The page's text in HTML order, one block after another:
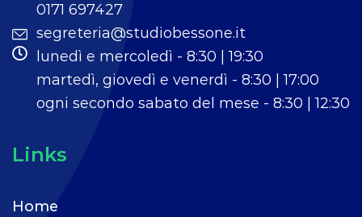
0171 697427
segreteria@studiobessone.it
lunedì e mercoledì - 8:30 | 19:30
martedì, giovedì e venerdì - 8:30 | 17:00
ogni secondo sabato del mese - 8:30 | 12:30
Links
Home